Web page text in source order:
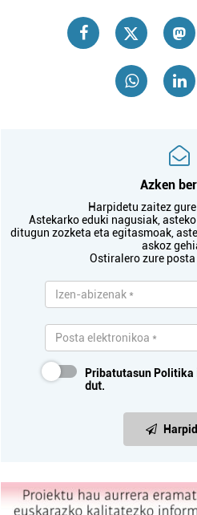
Azken
Harpidetu zaitez
Astekarko eduki nagusiak,
ditugun zozketa eta egitasmoak,
askoz
Ostiralero zure
Pribatutasun Politika
dut.